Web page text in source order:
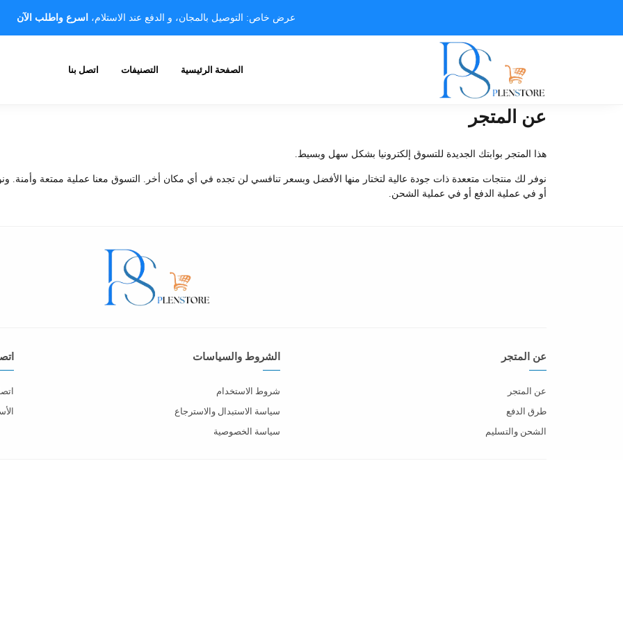
عرض خاص: التوصيل بالمجان، و الدفع عند الاستلام، اسرع واطلب الآن
الصفحة الرئيسية التصنيفات اتصل بنا
عن المتجر
هذا المتجر بوابتك الجديدة للتسوق إلكترونيا بشكل سهل وبسيط.
نوفر لك منتجات متععدة ذات جودة عالية لتختار منها الأفضل وبسعر تنافسي لن تجده في أي مكان أخر. التسوق معنا عملية ممتعة وأمنة.
أو في عملية الدفع أو في عملية الشحن.
عن المتجر
عن المتجر
طرق الدفع
الشحن والتسليم
الشروط والسياسات
شروط الاستخدام
سياسة الاستبدال والاسترجاع
سياسة الخصوصية